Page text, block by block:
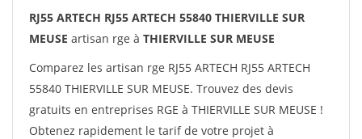
RJ55 ARTECH RJ55 ARTECH 55840 THIERVILLE SUR
MEUSE artisan rge à THIERVILLE SUR MEUSE
Comparez les artisan rge RJ55 ARTECH RJ55 ARTECH
55840 THIERVILLE SUR MEUSE. Trouvez des devis
gratuits en entreprises RGE à THIERVILLE SUR MEUSE !
Obtenez rapidement le tarif de votre projet à